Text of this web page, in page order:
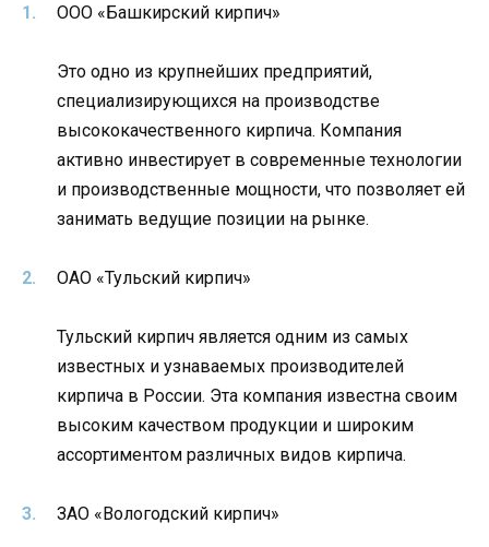
ООО «Башкирский кирпич»
Это одно из крупнейших предприятий,
специализирующихся на производстве
высококачественного кирпича. Компания
активно инвестирует в современные технологии
и производственные мощности, что позволяет ей
занимать ведущие позиции на рынке.
ОАО «Тульский кирпич»
Тульский кирпич является одним из самых
известных и узнаваемых производителей
кирпича в России. Эта компания известна своим
высоким качеством продукции и широким
ассортиментом различных видов кирпича.
ЗАО «Вологодский кирпич»